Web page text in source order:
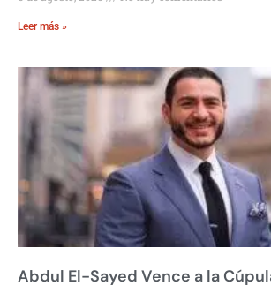
Leer más »
Abdul El-Sayed Vence a la